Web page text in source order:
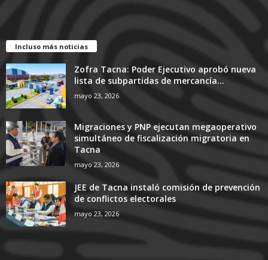
Incluso más noticias
Zofra Tacna: Poder Ejecutivo aprobó nueva
lista de subpartidas de mercancía...
mayo 23, 2026
Migraciones y PNP ejecutan megaoperativo
simultáneo de fiscalización migratoria en
Tacna
mayo 23, 2026
JEE de Tacna instaló comisión de prevención
de conflictos electorales
mayo 23, 2026